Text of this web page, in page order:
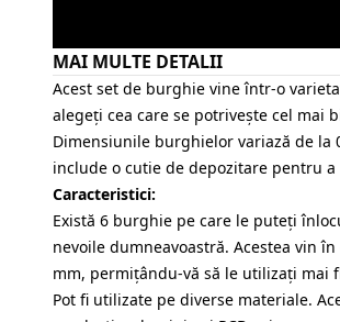
MAI MULTE DETALII
Acest set de burghie vine într-o
alegeți cea care se potrivește cel mai
Dimensiunile burghielor variază de la
include o cutie de depozitare pentru
Caracteristici:
Există 6 burghie pe care le puteți
nevoile dumneavoastră. Acestea vin
mm, permițându-vă să le utilizați mai
Pot fi utilizate pe diverse materiale.